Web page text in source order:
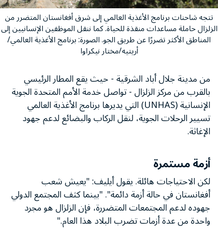
تتجه شاحنات برنامج الأغذية العالمي إلى شرق أفغانستان المتضرر من
الزلزال حاملة مساعدات منقذة للحياة. كما ننقل الموظفين الإنسانيين إلى
المناطق الأكثر تضررًا عن طريق الجو. الصورة: برنامج الأغذية العالمي/
أريتيه/مختار نيكراوا
من مدينة جلال أباد الشرقية - حيث يقع المطار الرئيسي
بالقرب من مركز الزلزال - تواصل خدمة الأمم المتحدة الجوية
الإنسانية (UNHAS) التي يديرها برنامج الأغذية العالمي
تسيير الرحلات الجوية، لنقل الركاب والبضائع لدعم جهود
الإغاثة.
أزمة مستمرة
لكن الاحتياجات هائلة. يقول أيليف: "يعيش شعب
أفغانستان في حالة أزمة دائمة". "بينما كثف المجتمع الدولي
جهوده لدعم المجتمعات المتضررة، فإن الزلزال هو مجرد
واحدة من عدة أزمات تضرب البلاد هذا العام."